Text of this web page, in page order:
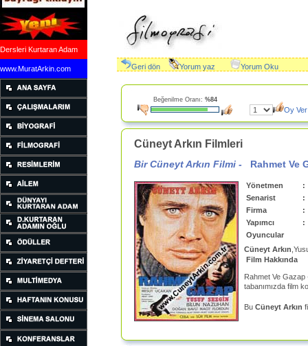
Dersleri Kurtaran Adam
www.MuratArkin.com Geri dön Yorum yaz Yorum Oku
Beğenilme Oranı: %84
Oy Ver
Cüneyt Arkın Filmleri
Bir Cüneyt Arkın Filmi - Rahmet Ve
Yönetmen
:
Senarist
:
Firma
:
Yapımcı
:
Oyuncular
Cüneyt Arkın
Film Hakkında
Rahmet Ve
tabanımızda film
Bu Cüneyt Arkın